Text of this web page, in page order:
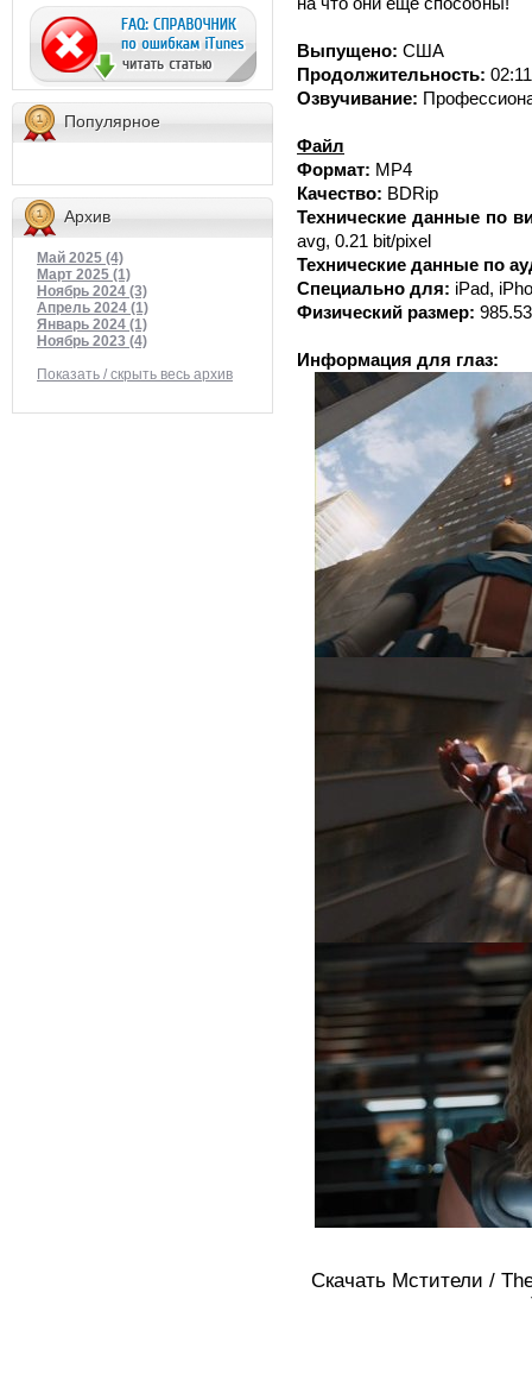
Популярное
Архив
Май 2025 (4)
Март 2025 (1)
Ноябрь 2024 (3)
Апрель 2024 (1)
Январь 2024 (1)
Ноябрь 2023 (4)
Показать / скрыть весь архив
Выпущено: США
Продолжительность:
Озвучивание:
Файл
Формат: MP4
Качество: BDRip
Технические данные по
avg, 0.21 bit/pixel
Технические данные по
Специально для: iPad,
Физический размер:
Информация для глаз:
Скачать Мстители /